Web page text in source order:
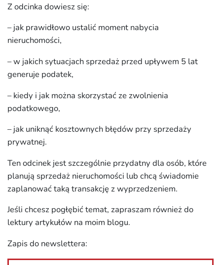
Z odcinka dowiesz się:
– jak prawidłowo ustalić moment nabycia
nieruchomości,
– w jakich sytuacjach sprzedaż przed upływem 5 lat
generuje podatek,
– kiedy i jak można skorzystać ze zwolnienia
podatkowego,
– jak uniknąć kosztownych błędów przy sprzedaży
prywatnej.
Ten odcinek jest szczególnie przydatny dla osób, które
planują sprzedaż nieruchomości lub chcą świadomie
zaplanować taką transakcję z wyprzedzeniem.
Jeśli chcesz pogłębić temat, zapraszam również do
lektury artykułów na moim blogu.
Zapis do newslettera: